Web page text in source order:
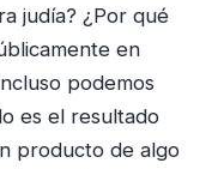
judía? ¿Por qué
en
podemos
es el resultado
producto de algo